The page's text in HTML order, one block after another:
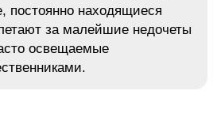
постоянно находящиеся
за малейшие недочеты
освещаемые